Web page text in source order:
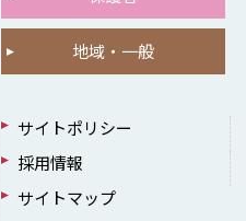
地域・一般
サイトポリシー
採用情報
サイトマップ